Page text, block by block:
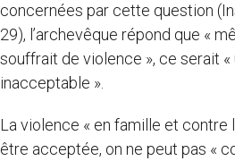
concernées par cette question
29), l’archevêque répond que «
souffrait de violence », ce serait «
inacceptable ».
La violence « en famille et contre
être acceptée, on ne peut pas «